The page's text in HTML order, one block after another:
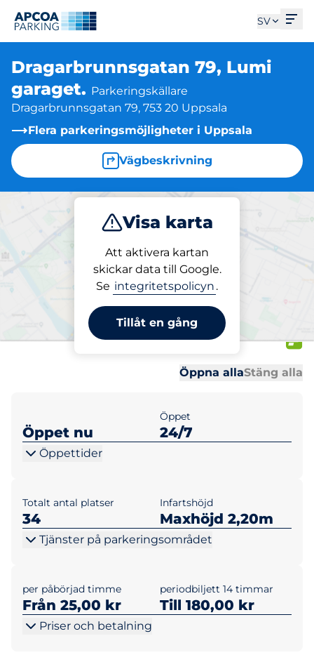
SV
Dragarbrunnsgatan 79, Lumi
garaget. Parkeringskällare
Dragarbrunnsgatan 79, 753 20 Uppsala
Flera parkeringsmöjligheter i Uppsala
Vägbeskrivning
Visa karta
Att aktivera kartan
skickar data till Google.
Se integritetspolicyn .
Tillåt en gång
Parkera
Parkering på plats
Dragarbrunnsgatan 79,
Lumi garaget.
Öppna allaStäng alla
Öppet nu
Öppet
24/7
Öppettider
Totalt antal platser
34
Infartshöjd
Maxhöjd 2,20m
Tjänster på parkeringsområdet
per påbörjad timme
Från 25,00 kr
periodbiljett 14 timmar
Till 180,00 kr
Priser och betalning